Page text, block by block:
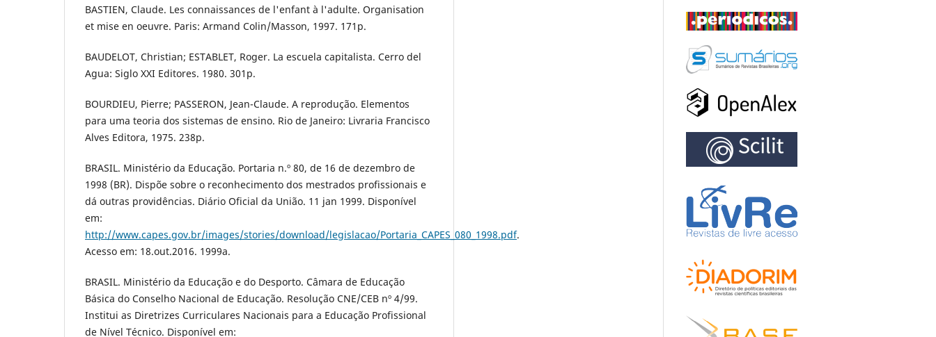
BASTIEN, Claude. Les connaissances de l'enfant à l'adulte. Organisation
et mise en oeuvre. Paris: Armand Colin/Masson, 1997. 171p.
BAUDELOT, Christian; ESTABLET, Roger. La escuela capitalista. Cerro del
Agua: Siglo XXI Editores. 1980. 301p.
BOURDIEU, Pierre; PASSERON, Jean-Claude. A reprodução. Elementos
para uma teoria dos sistemas de ensino. Rio de Janeiro: Livraria Francisco
Alves Editora, 1975. 238p.
BRASIL. Ministério da Educação. Portaria n.º 80, de 16 de dezembro de
1998 (BR). Dispõe sobre o reconhecimento dos mestrados profissionais e
dá outras providências. Diário Oficial da União. 11 jan 1999. Disponível
em:
http://www.capes.gov.br/images/stories/download/legislacao/Portaria_CAPES_080_1998.pdf.
Acesso em: 18.out.2016. 1999a.
BRASIL. Ministério da Educação e do Desporto. Câmara de Educação
Básica do Conselho Nacional de Educação. Resolução CNE/CEB nº 4/99.
Institui as Diretrizes Curriculares Nacionais para a Educação Profissional
de Nível Técnico. Disponível em: